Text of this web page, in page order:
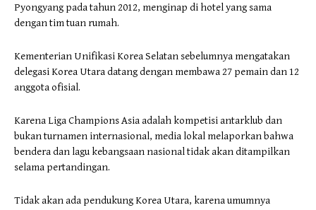
Pyongyang pada tahun 2012, menginap di hotel yang sama
dengan tim tuan rumah.
Kementerian Unifikasi Korea Selatan sebelumnya mengatakan
delegasi Korea Utara datang dengan membawa 27 pemain dan 12
anggota ofisial.
Karena Liga Champions Asia adalah kompetisi antarklub dan
bukan turnamen internasional, media lokal melaporkan bahwa
bendera dan lagu kebangsaan nasional tidak akan ditampilkan
selama pertandingan.
Tidak akan ada pendukung Korea Utara, karena umumnya